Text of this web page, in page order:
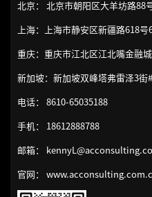
北京： 北京市朝阳区大羊坊路88
上海：上海市静安区新疆路618号
重庆：重庆市江北区江北嘴金融
新加坡：新加坡双峰塔弗雷泽3街
电话： 8610-65035188
手机： 18612888788
邮箱：
官网：